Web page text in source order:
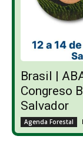
Brasil |
Congreso
Salvador
Agenda Forestal